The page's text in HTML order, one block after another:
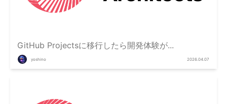
GitHub Projectsに移行したら開発体験が...
yoshino 2026.04.07